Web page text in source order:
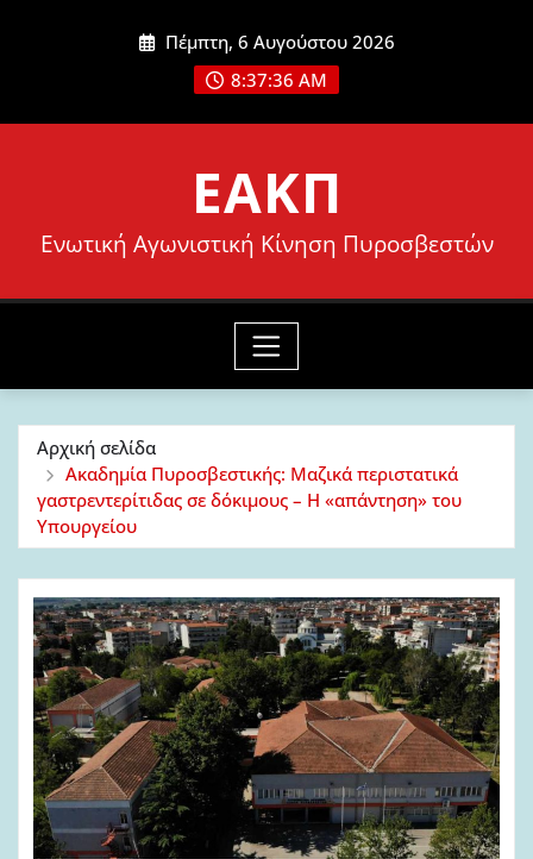
Πέμπτη, 6 Αυγούστου 2026
8:37:37 AM
ΕΑΚΠ
Ενωτική Αγωνιστική Κίνηση Πυροσβεστών
Αρχική σελίδα
Ακαδημία Πυροσβεστικής: Μαζικά περιστατικά
γαστρεντερίτιδας σε δόκιμους – Η «απάντηση» του
Υπουργείου